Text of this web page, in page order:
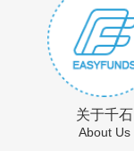
关于千石
About Us